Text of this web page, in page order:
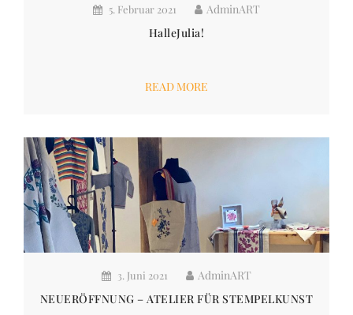
5. Februar 2021
AdminART
HalleJulia!
READ MORE
3. Juni 2021
AdminART
NEUERÖFFNUNG – ATELIER FÜR STEMPELKUNST